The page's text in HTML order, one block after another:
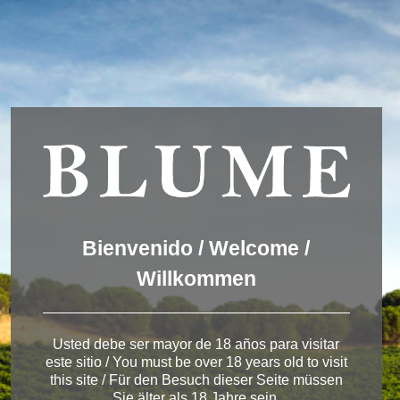
DEUTSCH
ESPAÑOL
< Bodega de Toro
Wir verwenden Cookies, um dir die bestmögliche Erfahrung auf
unserer Website zu bieten.
You can find out more about which cookies we are using or
Bienvenido / Welcome /
Willkommen
Usted debe ser mayor de 18 años para visitar
este sitio / You must be over 18 years old to visit
this site / Für den Besuch dieser Seite müssen